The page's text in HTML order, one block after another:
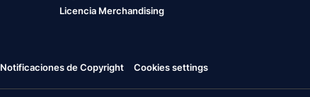
Licencia Merchandising
Notificaciones de Copyright Cookies settings